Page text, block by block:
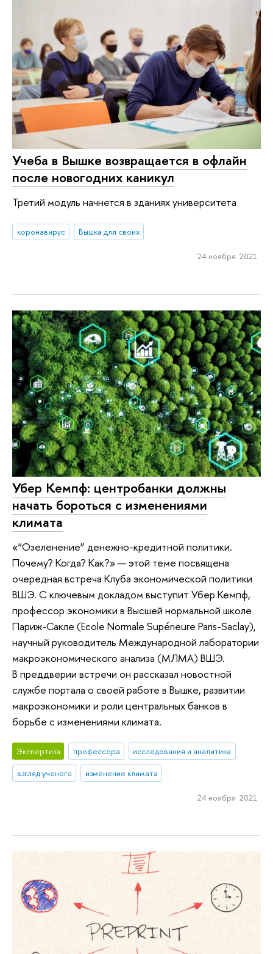
Учеба в Вышке возвращается в офлайн
после новогодних каникул
Третий модуль начнется в зданиях университета
коронавирус Вышка для своих
24 ноября 2021
Убер Кемпф: центробанки должны
начать бороться с изменениями
климата
«“Озеленение” денежно-кредитной политики.
Почему? Когда? Как?» — этой теме посвящена
очередная встреча Клуба экономической политики
ВШЭ. С ключевым докладом выступит Убер Кемпф,
профессор экономики в Высшей нормальной школе
Париж-Сакле (Ecole Normale Supérieure Paris-Saclay),
научный руководитель Международной лаборатории
макроэкономического анализа (МЛМА) ВШЭ.
В преддверии встречи он рассказал новостной
службе портала о своей работе в Вышке, развитии
макроэкономики и роли центральных банков в
борьбе с изменениями климата.
Экспертиза профессора
исследования и аналитика
взгляд ученого
изменение климата
24 ноября 2021